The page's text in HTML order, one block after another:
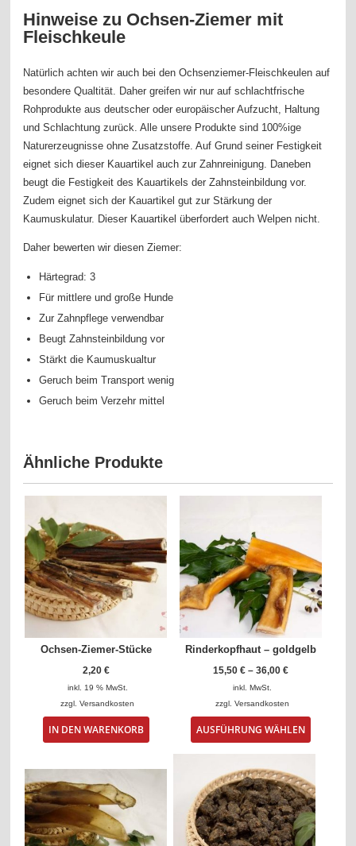
Hinweise zu Ochsen-Ziemer mit
Fleischkeule
Natürlich achten wir auch bei den Ochsenziemer-Fleischkeulen auf
besondere Qualtität. Daher greifen wir nur auf schlachtfrische
Rohprodukte aus deutscher oder europäischer Aufzucht, Haltung
und Schlachtung zurück. Alle unsere Produkte sind 100%ige
Naturerzeugnisse ohne Zusatzstoffe. Auf Grund seiner Festigkeit
eignet sich dieser Kauartikel auch zur Zahnreinigung. Daneben
beugt die Festigkeit des Kauartikels der Zahnsteinbildung vor.
Zudem eignet sich der Kauartikel gut zur Stärkung der
Kaumuskulatur. Dieser Kauartikel überfordert auch Welpen nicht.
Daher bewerten wir diesen Ziemer:
Härtegrad: 3
Für mittlere und große Hunde
Zur Zahnpflege verwendbar
Beugt Zahnsteinbildung vor
Stärkt die Kaumuskualtur
Geruch beim Transport wenig
Geruch beim Verzehr mittel
Ähnliche Produkte
Ochsen-Ziemer-Stücke
2,20 €
inkl. 19 % MwSt.
zzgl.Versandkosten
IN DEN WARENKORB
Rinderkopfhaut – goldgelb
15,50€ –36,00€
inkl. MwSt.
zzgl.Versandkosten
AUSFÜHRUNG WÄHLEN
Dieses
Varianten
auf.
Die
Optionen
können